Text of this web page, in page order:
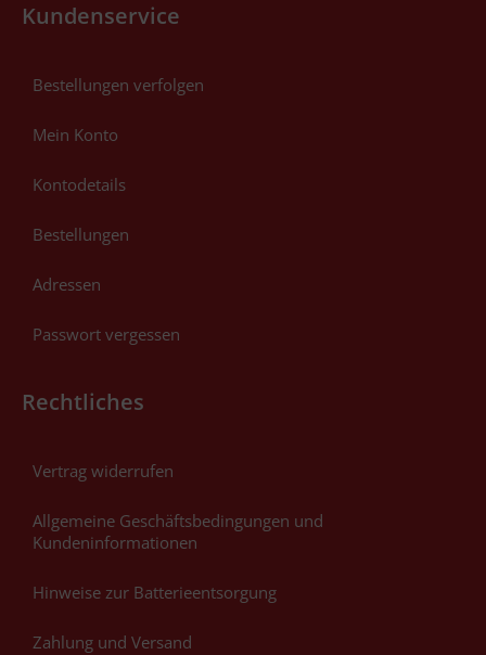
Kundenservice
Bestellungen verfolgen
Mein Konto
Kontodetails
Bestellungen
Adressen
Passwort vergessen
Rechtliches
Vertrag widerrufen
Allgemeine Geschäftsbedingungen und
Kundeninformationen
Hinweise zur Batterieentsorgung
Zahlung und Versand